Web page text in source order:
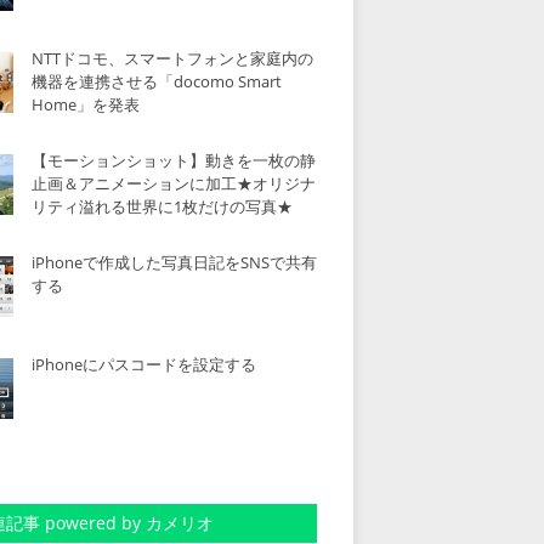
NTTドコモ、スマートフォンと家庭内の
機器を連携させる「docomo Smart
Home」を発表
【モーションショット】動きを一枚の静
止画＆アニメーションに加工★オリジナ
リティ溢れる世界に1枚だけの写真★
iPhoneで作成した写真日記をSNSで共有
する
iPhoneにパスコードを設定する
記事 powered by カメリオ